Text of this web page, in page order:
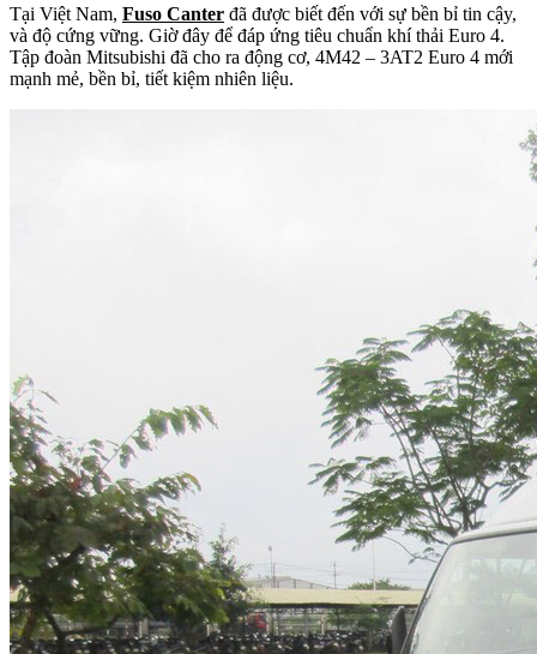
Tại Việt Nam, Fuso Canter đã được biết đến với sự bền bỉ tin cậy,
và độ cứng vững. Giờ đây để đáp ứng tiêu chuẩn khí thải Euro 4.
Tập đoàn Mitsubishi đã cho ra động cơ, 4M42 – 3AT2 Euro 4 mới
mạnh mẻ, bền bỉ, tiết kiệm nhiên liệu.